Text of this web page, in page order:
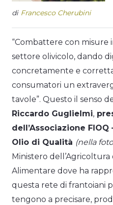
di Francesco Cherubini
“Combattere con misure
settore olivicolo, dando
concretamente e
consumatori un
tavole”. Questo il senso
Riccardo Guglielmi,
dell’Associazione
Olio di Qualità (nella
Ministero dell’Agricoltura
Alimentare dove ha
questa rete di frantoiani
tengono a precisare,